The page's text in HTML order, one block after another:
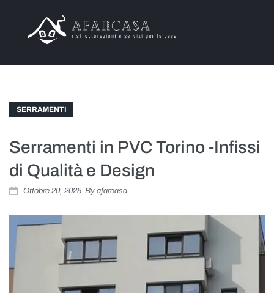
Articoli
Contatti
Area Clienti
SERRAMENTI
Serramenti in PVC Torino -Infissi
di Qualità e Design
Ottobre 20, 2025 By afarcasa